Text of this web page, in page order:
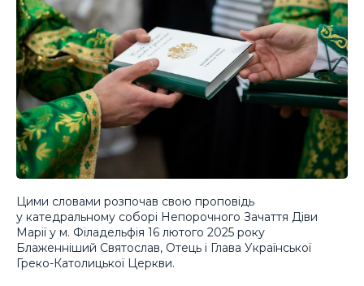
Цими словами розпочав свою проповідь
у катедральному соборі Непорочного Зачаття Діви
Марії у м. Філадельфія 16 лютого 2025 року
Блаженніший Святослав, Отець і Глава Української
Греко-Католицької Церкви.